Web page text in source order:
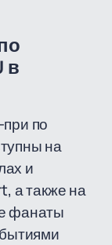
в
по
на
и
а также на
фанаты